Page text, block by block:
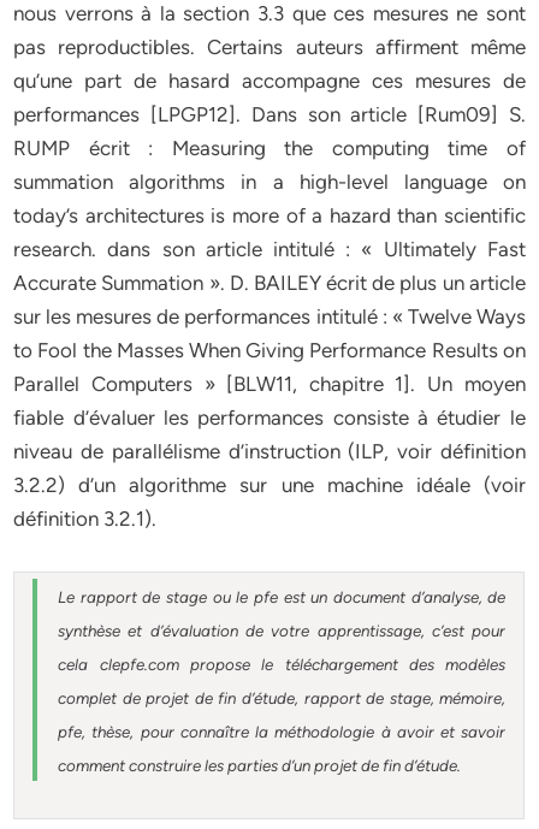
nous verrons à la section 3.3 que ces mesures ne sont
pas reproductibles. Certains auteurs affirment même
qu’une part de hasard accompagne ces mesures de
performances [LPGP12]. Dans son article [Rum09] S.
RUMP écrit : Measuring the computing time of
summation algorithms in a high-level language on
today’s architectures is more of a hazard than scientific
research. dans son article intitulé : « Ultimately Fast
Accurate Summation ». D. BAILEY écrit de plus un article
sur les mesures de performances intitulé : « Twelve Ways
to Fool the Masses When Giving Performance Results on
Parallel Computers » [BLW11, chapitre 1]. Un moyen
fiable d’évaluer les performances consiste à étudier le
niveau de parallélisme d’instruction (ILP, voir définition
3.2.2) d’un algorithme sur une machine idéale (voir
définition 3.2.1).
Le rapport de stage ou le pfe est un document d’analyse, de
synthèse et d’évaluation de votre apprentissage, c’est pour
cela clepfe.com propose le téléchargement des modèles
complet de projet de fin d’étude, rapport de stage, mémoire,
pfe, thèse, pour connaître la méthodologie à avoir et savoir
comment construire les parties d’un projet de fin d’étude.